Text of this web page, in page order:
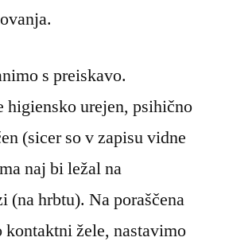
s preiskavo.
higiensko urejen, psihično
(sicer so v zapisu vidne
naj bi ležal na
(na hrbtu). Na poraščena
kontaktni žele, nastavimo